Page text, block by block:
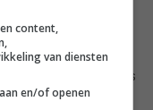
voor de
binnen Windows
voor een
Ontwikkelaars
een voor
content,
van diensten
en/of openen